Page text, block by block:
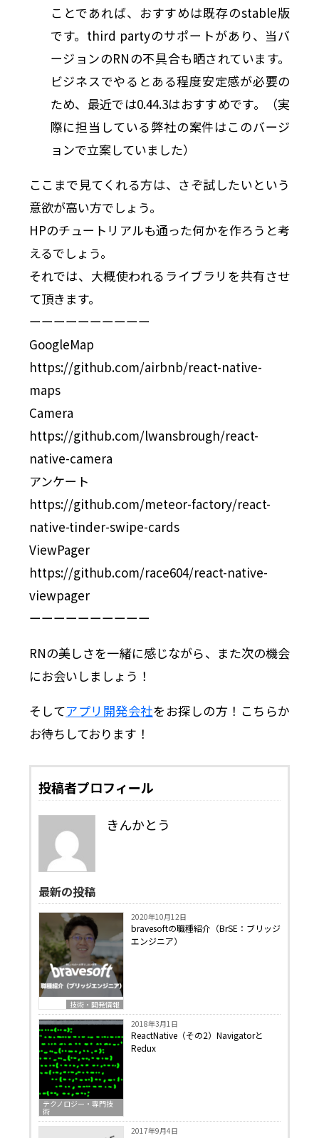
ことであれば、おすすめは既存のstable版
です。third partyのサポートがあり、当バ
ージョンのRNの不具合も晒されています。
ビジネスでやるとある程度安定感が必要の
ため、最近では0.44.3はおすすめです。（実
際に担当している弊社の案件はこのバージ
ョンで立案していました）
ここまで見てくれる方は、さぞ試したいという
意欲が高い方でしょう。
HPのチュートリアルも通った何かを作ろうと考
えるでしょう。
それでは、大概使われるライブラリを共有させ
て頂きます。
ーーーーーーーーーー
GoogleMap
https://github.com/airbnb/react-native-
maps
Camera
https://github.com/lwansbrough/react-
native-camera
アンケート
https://github.com/meteor-factory/react-
native-tinder-swipe-cards
ViewPager
https://github.com/race604/react-native-
viewpager
ーーーーーーーーーー
RNの美しさを一緒に感じながら、また次の機会
にお会いしましょう！
そしてアプリ開発会社をお探しの方！こちらか
お待ちしております！
投稿者プロフィール
きんかとう
最新の投稿
技術・開発情報
2020年10月12日
bravesoftの職種紹介（BrSE：ブリッジ
エンジニア）
テクノロジー・専門技
術
2018年3月1日
ReactNative（その2）Navigatorと
Redux
2017年9月4日